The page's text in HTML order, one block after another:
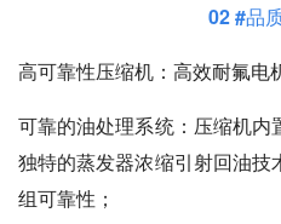
02 #品
高可靠性压缩机： 高效耐氟电
可靠的油处理系统： 压缩机内
独特的蒸发器浓缩引射回油
组可靠性；